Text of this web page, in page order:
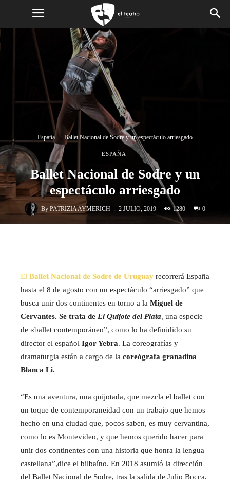
España Ballet Nacional de Sodre y un espectáculo arriesgado
ESPAÑA
Ballet Nacional de Sodre y un
espectáculo arriesgado
By PATRIZIA AYMERICH - 2 JULIO, 2019 1280 0
El Ballet Nacional de Sodre de Uruguay recorrerá España
hasta el 8 de agosto con un espectáculo “arriesgado” que
busca unir dos continentes en torno a la Miguel de
Cervantes. Se trata de El Quijote del Plata una especie
de «ballet contemporáneo”, como lo ha definidido su
director el español Igor Yebra. La coreografías y
dramaturgia están a cargo de la coreógrafa granadina
Blanca Li.
“Es una aventura, una quijotada, que mezcla el ballet con
un toque de contemporaneidad con un trabajo que hemos
hecho en una ciudad que, pocos saben, es muy cervantina,
como lo es Montevideo, y que hemos querido hacer para
unir dos continentes con una historia que honra la lengua
castellana”,dice el bilbaíno. En 2018 asumió la dirección
del Ballet Nacional de Sodre, tras la salida de Julio Bocca.